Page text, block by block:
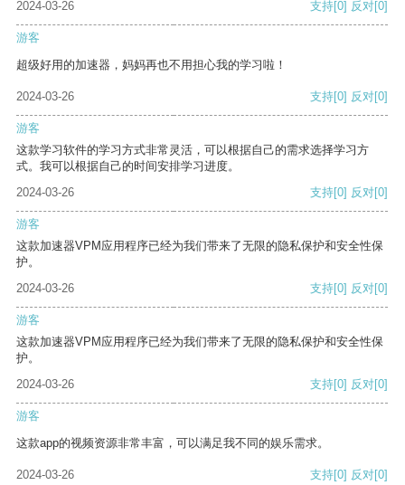
2024-03-26 支持[0] 反对[0]
游客
超级好用的加速器，妈妈再也不用担心我的学习啦！
2024-03-26 支持[0] 反对[0]
游客
这款学习软件的学习方式非常灵活，可以根据自己的需求选择学习方
式。我可以根据自己的时间安排学习进度。
2024-03-26
支持[0] 反对[0]
游客
这款加速器VPM应用程序已经为我们带来了无限的隐私保护和安全性保
护。
2024-03-26
支持[0] 反对[0]
游客
这款加速器VPM应用程序已经为我们带来了无限的隐私保护和安全性保
护。
2024-03-26
支持[0] 反对[0]
游客
这款app的视频资源非常丰富，可以满足我不同的娱乐需求。
2024-03-26 支持[0] 反对[0]